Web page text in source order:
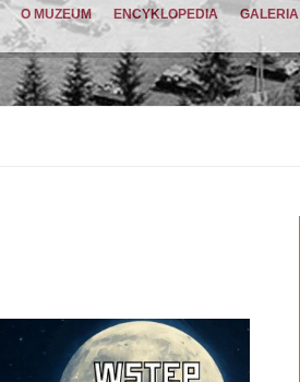
O MUZEUM ENCYKLOPEDIA GALERIA